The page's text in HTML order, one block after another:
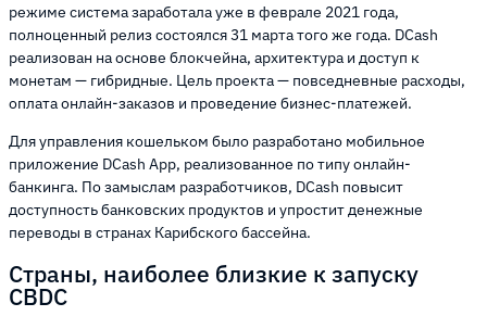
режиме система заработала уже в феврале 2021 года,
полноценный релиз состоялся 31 марта того же года. DCash
реализован на основе блокчейна, архитектура и доступ к
монетам — гибридные. Цель проекта — повседневные расходы,
оплата онлайн-заказов и проведение бизнес-платежей.
Для управления кошельком было разработано мобильное
приложение DCash App, реализованное по типу онлайн-
банкинга. По замыслам разработчиков, DCash повысит
доступность банковских продуктов и упростит денежные
переводы в странах Карибского бассейна.
Страны, наиболее близкие к запуску
CBDC